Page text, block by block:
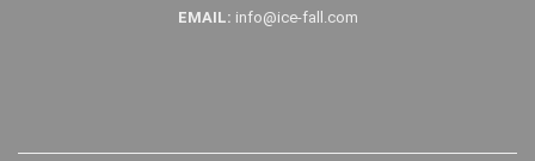
EMAIL: info@ice-fall.com